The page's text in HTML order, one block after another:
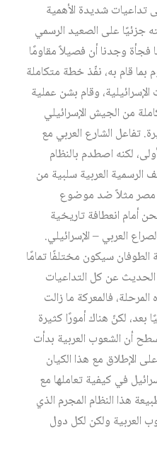
تداعيات شديدة الأهمية
جزئيًا على الصعيد الرسمي
فجأة وجدنا أن فصيلاً مقاومًا
قام به، نفّذ خطة متكاملة
وقام بشن عملية
من الجيش الإسرائيلي
تفاعل الشارع العربي مع
لكنه اصطدم بالنظام
الرسمية العربية سلبية من
مصر مثلاً ضد موضوع
أمام انعطافة تاريخية
العربي – الإسرائيلي.
الطوفان سيكون مختلفًا تمامًا
عن كل التداعيات
فالمعركة ما زالت
لكنّ هناك أمورًا كثيرة
أن الشعوب العربية بدأت
الإطلاق مع هذا الكيان
في كيفية تعاملها مع
هذا النظام المجرم الذي
ولكن لكل دول